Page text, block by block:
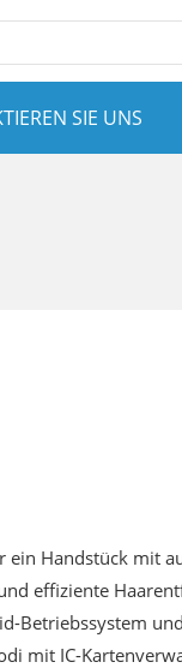
SIE UNS
ein Handstück mit
effiziente
Betriebssystem
mit IC-